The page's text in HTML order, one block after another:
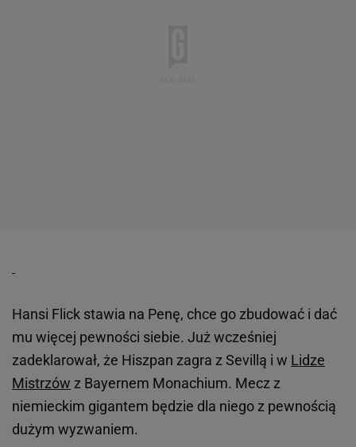
Hansi Flick stawia na Penę, chce go zbudować i dać
mu więcej pewności siebie. Już wcześniej
zadeklarował, że Hiszpan zagra z Sevillą i w Lidze
Mistrzów z Bayernem Monachium. Mecz z
niemieckim gigantem będzie dla niego z pewnością
dużym wyzwaniem.